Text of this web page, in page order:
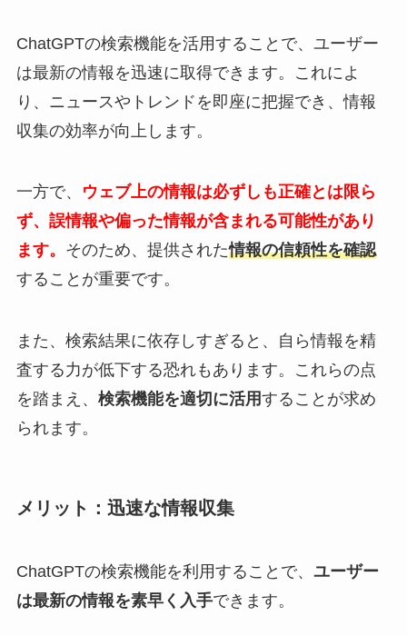
ChatGPTの検索機能を活用することで、ユーザー
は最新の情報を迅速に取得できます。これによ
り、ニュースやトレンドを即座に把握でき、情報
収集の効率が向上します。
一方で、
ウェブ上の情報は必ずしも正確とは限ら
ず、誤情報や偏った情報が含まれる可能性があり
ます。 そのため、提供された情報の信頼性を確認
することが重要です。
また、検索結果に依存しすぎると、自ら情報を精
査する力が低下する恐れもあります。これらの点
を踏まえ、 検索機能を適切に活用することが求め
られます。
メリット：迅速な情報収集
ChatGPTの検索機能を利用することで、 ユーザー
は最新の情報を素早く入手できます。